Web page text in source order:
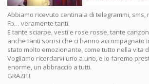
Abbiamo ricevuto centinaia di telegrammi, sms,
Fb… veramente tanti.
E tante sciarpe, vesti e rose rosse, tante
anche tanti sorrisi che ci hanno accompagnato
stato molto emozionante, come tutto nella vita
Vogliamo ricordarvi uno a uno, e lo faremo
enorme, un abbraccio a tutti.
GRAZIE!